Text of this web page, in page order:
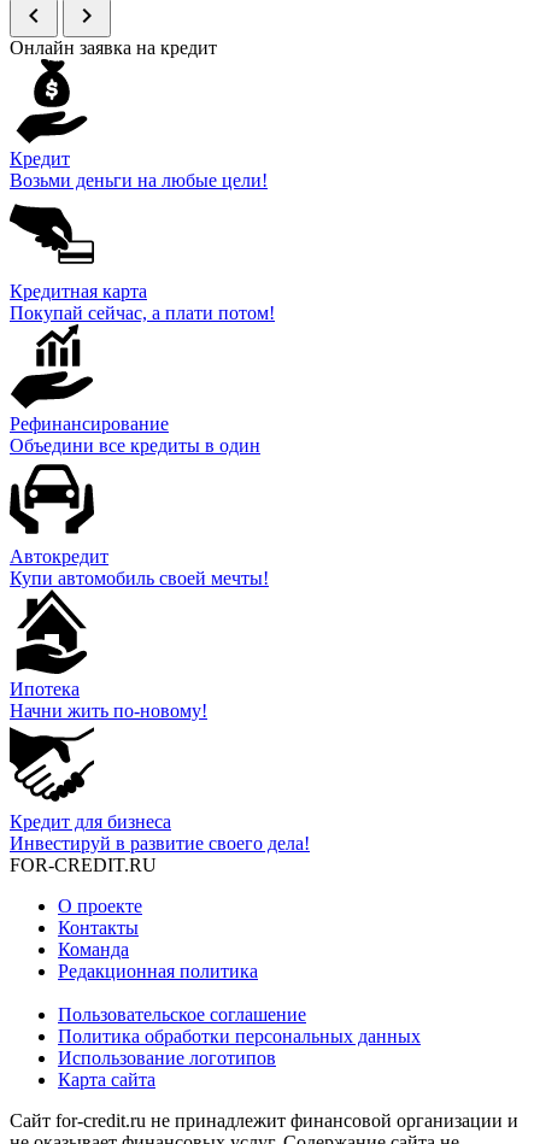
chevron_left chevron_right
Онлайн заявка на кредит
Кредит
Возьми деньги на любые цели!
Кредитная карта
Покупай сейчас, а плати потом!
Рефинансирование
Объедини все кредиты в один
Автокредит
Купи автомобиль своей мечты!
Ипотека
Начни жить по-новому!
Кредит для бизнеса
Инвестируй в развитие своего дела!
FOR-CREDIT.RU
О проекте
Контакты
Команда
Редакционная политика
Пользовательское соглашение
Политика обработки персональных данных
Использование логотипов
Карта сайта
Сайт for-credit.ru не принадлежит финансовой организации и